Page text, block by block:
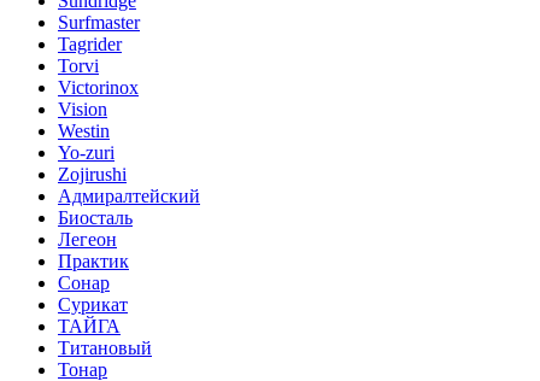
Surfmaster
Tagrider
Torvi
Victorinox
Vision
Westin
Yo-zuri
Zojirushi
Адмиралтейский
Биосталь
Легеон
Практик
Сонар
Сурикат
ТАЙГА
Титановый
Тонар